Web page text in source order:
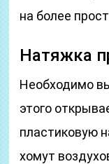
на более
Натяжка
Необходимо
этого
пластиковую
хомут